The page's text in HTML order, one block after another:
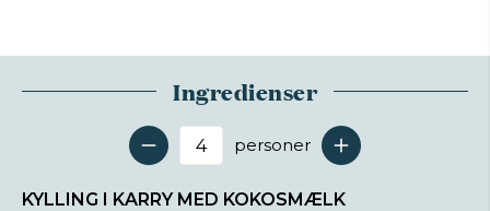
Ingredienser
Antal serveringer
personer
KYLLING I KARRY MED KOKOSMÆLK